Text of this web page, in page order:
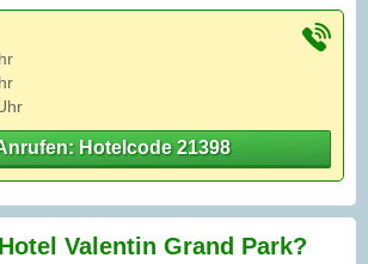
Hotelcode 21398
Valentin Grand Park?